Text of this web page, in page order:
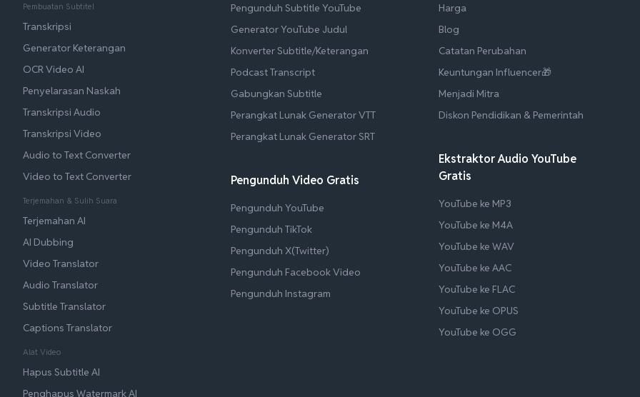
Pembuatan Subtitel
Transkripsi
Generator Keterangan
OCR Video AI
Penyelarasan Naskah
Transkripsi Audio
Transkripsi Video
Audio to Text Converter
Video to Text Converter
Terjemahan & Sulih Suara
Terjemahan AI
AI Dubbing
Video Translator
Audio Translator
Subtitle Translator
Captions Translator
Alat Video
Hapus Subtitle AI
Penghapus Watermark AI
Pengunduh Subtitle YouTube
Generator YouTube Judul
Konverter Subtitle/Keterangan
Podcast Transcript
Gabungkan Subtitle
Perangkat Lunak Generator VTT
Perangkat Lunak Generator SRT
Pengunduh Video Gratis
Pengunduh YouTube
Pengunduh TikTok
Pengunduh X(Twitter)
Pengunduh Facebook Video
Pengunduh Instagram
Harga
Blog
Catatan Perubahan
Keuntungan Influencer🎁
Menjadi Mitra
Diskon Pendidikan & Pemerintah
Ekstraktor Audio YouTube
Gratis
YouTube ke MP3
YouTube ke M4A
YouTube ke WAV
YouTube ke AAC
YouTube ke FLAC
YouTube ke OPUS
YouTube ke OGG